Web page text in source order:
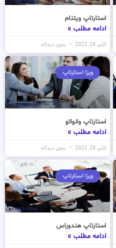
استارتاپ ویتنام
ادامه مطلب »
اکتبر 28, 2022 بدون دیدگاه
ویزا استارتاپ
استارتاپ وانواتو
ادامه مطلب »
اکتبر 28, 2022 بدون دیدگاه
ویزا استارتاپ
استارتاپ هندوراس
ادامه مطلب »